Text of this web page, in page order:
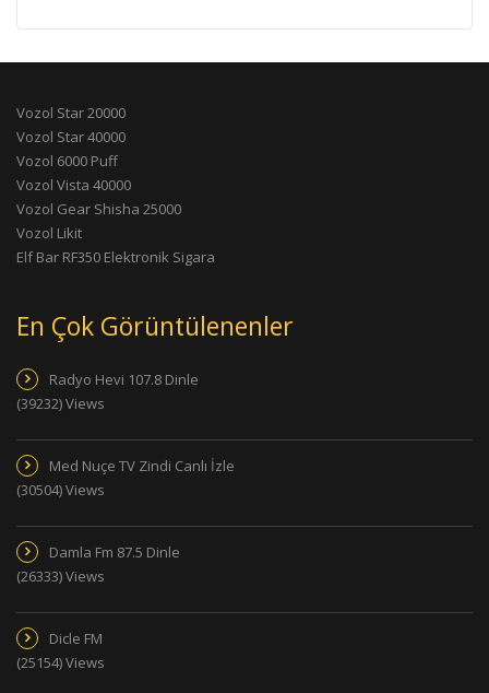
Vozol Star 20000
Vozol Star 40000
Vozol 6000 Puff
Vozol Vista 40000
Vozol Gear Shisha 25000
Vozol Likit
Elf Bar RF350 Elektronik Sigara
En Çok Görüntülenenler
Radyo Hevi 107.8 Dinle
(39232) Views
Med Nuçe TV Zindi Canlı İzle
(30504) Views
Damla Fm 87.5 Dinle
(26333) Views
Dicle FM
(25154) Views